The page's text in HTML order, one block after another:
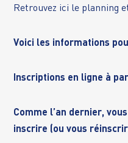
Retrouvez ici le planning
Voici les informations
Inscriptions en ligne à
Comme l’an dernier,
inscrire (ou vous